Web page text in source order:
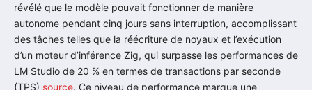
révélé que le modèle pouvait fonctionner de manière
autonome pendant cinq jours sans interruption, accomplissant
des tâches telles que la réécriture de noyaux et l’exécution
d’un moteur d’inférence Zig, qui surpasse les performances de
LM Studio de 20 % en termes de transactions par seconde
(TPS) source. Ce niveau de performance marque une